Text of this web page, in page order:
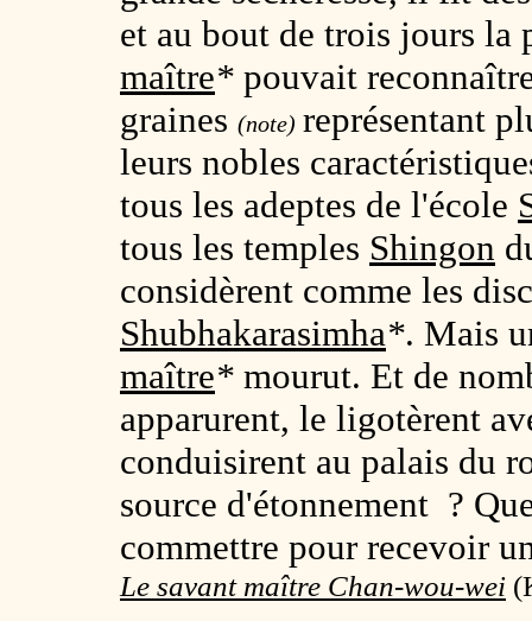
et au bout de trois jours
maître* pouvait
graines (note) représentant
leurs nobles
tous les adeptes de l'école
tous les temples Shingon
considèrent comme les
Shubhakarasimha*. Mais
maître* mourut. Et de
apparurent, le ligotèrent
conduisirent au palais du
source d'étonnement ?
commettre pour recevoir
Le savant maître Chan-wou-wei